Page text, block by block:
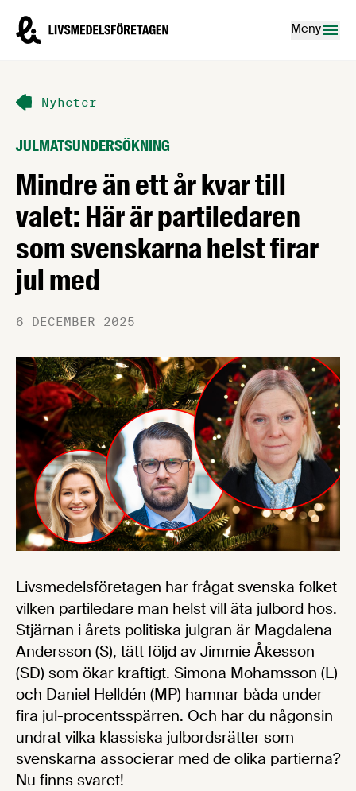
Livsmedelsföretagen – till startsidan
Meny
Nyheter
JULMATSUNDERSÖKNING
Mindre än ett år kvar till
valet: Här är partiledaren
som svenskarna helst firar
jul med
6 DECEMBER 2025
Livsmedelsföretagen har frågat svenska folket
vilken partiledare man helst vill äta julbord hos.
Stjärnan i årets politiska julgran är Magdalena
Andersson (S), tätt följd av Jimmie Åkesson
(SD) som ökar kraftigt. Simona Mohamsson (L)
och Daniel Helldén (MP) hamnar båda under
fira jul-procentsspärren. Och har du någonsin
undrat vilka klassiska julbordsrätter som
svenskarna associerar med de olika partierna?
Nu finns svaret!